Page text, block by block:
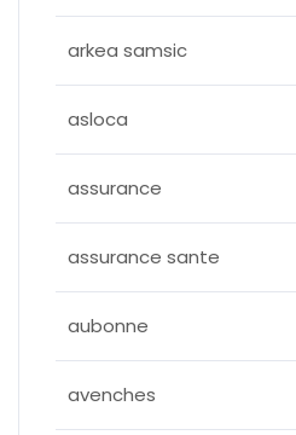
arkea samsic
asloca
assurance
assurance sante
aubonne
avenches